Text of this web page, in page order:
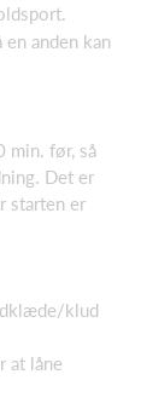
anden kan
min. før, så
Det er
starten er
klud
at låne